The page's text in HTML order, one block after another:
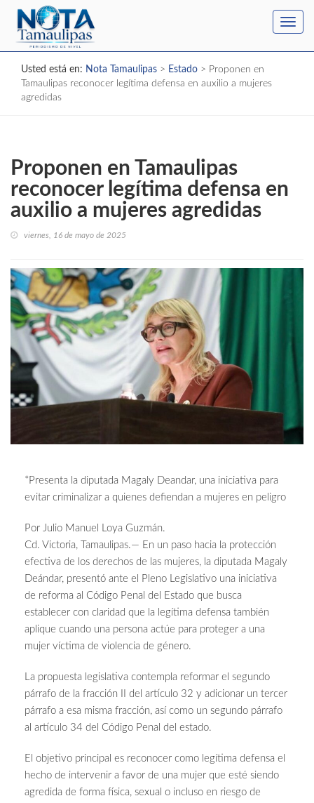
Usted está en: Nota Tamaulipas > Estado > Proponen en
Tamaulipas reconocer legítima defensa en auxilio a mujeres
agredidas
Proponen en Tamaulipas
reconocer legítima defensa en
auxilio a mujeres agredidas
viernes, 16 de mayo de 2025
*Presenta la diputada Magaly Deandar, una iniciativa para
evitar criminalizar a quienes defiendan a mujeres en peligro
Por Julio Manuel Loya Guzmán.
Cd. Victoria, Tamaulipas.— En un paso hacia la protección
efectiva de los derechos de las mujeres, la diputada Magaly
Deándar, presentó ante el Pleno Legislativo una iniciativa
de reforma al Código Penal del Estado que busca
establecer con claridad que la legítima defensa también
aplique cuando una persona actúe para proteger a una
mujer víctima de violencia de género.
La propuesta legislativa contempla reformar el segundo
párrafo de la fracción II del artículo 32 y adicionar un tercer
párrafo a esa misma fracción, así como un segundo párrafo
al artículo 34 del Código Penal del estado.
El objetivo principal es reconocer como legítima defensa el
hecho de intervenir a favor de una mujer que esté siendo
agredida de forma física, sexual o incluso en riesgo de